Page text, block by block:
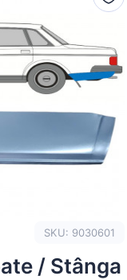
SKU: 9030601
/ Stânga